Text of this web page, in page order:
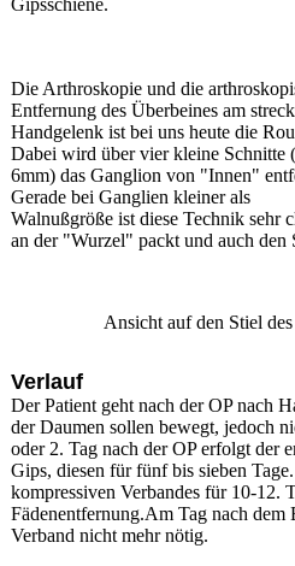
Gipsschiene.
Die Arthroskopie und die
Entfernung des Überbeines am
Handgelenk ist bei uns heute die
Dabei wird über vier kleine Schnitte
6mm) das Ganglion von "Innen"
Gerade bei Ganglien kleiner als
Walnußgröße ist diese Technik sehr
an der "Wurzel" packt und auch den
Ansicht auf den Stiel
Verlauf
Der Patient geht nach der OP nach
der Daumen sollen bewegt, jedoch
oder 2. Tag nach der OP erfolgt der
Gips, diesen für fünf bis sieben
kompressiven Verbandes für 10-12.
Fädenentfernung.Am Tag nach dem
Verband nicht mehr nötig.